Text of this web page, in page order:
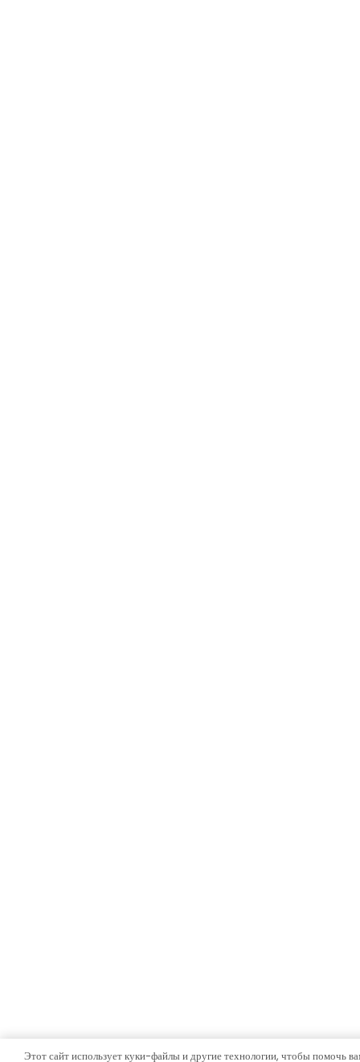
Этот сайт использует куки-файлы и другие технологии, чтобы помочь